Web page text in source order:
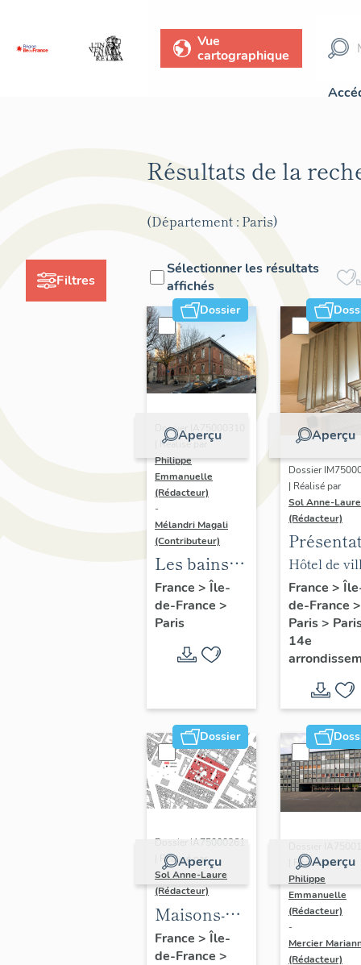
Vue
cartographique
Filtres
Résultats de la
(Département : Paris)
Sélectionner les résultats
affichés
Dossier
Aperçu
Dossier IA75000310
| Réalisé par
Philippe
Emmanuelle
(Rédacteur)
-
Mélandri Magali
(Contributeur)
Les bains
douches
municipaux
de la ville
de Paris
France > Île-
de-France >
Paris
Aperçu
Dossier
| Réalisé par
Sol Anne-Laure
(Rédacteur)
du
de la
annexe
Hôtel de
annexe
France >
de-France >
Paris>
14e
Dossier
Aperçu
Dossier IA75000261
| Réalisé par
Sol Anne-Laure
(Rédacteur)
Maisons-
immeubles
France > Île-
de-France >
Aperçu
| Réalisé par
Philippe
Emmanuelle
(Rédacteur)
-
Mercier
(Rédacteur)